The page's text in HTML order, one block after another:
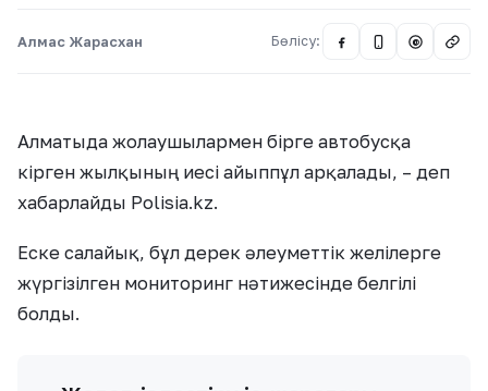
Алмас Жарасхан Бөлісу: @
Алматыда жолаушылармен бірге автобусқа
кірген жылқының иесі айыппұл арқалады, – деп
хабарлайды Polisia.kz.
Еске салайық, бұл дерек әлеуметтік желілерге
жүргізілген мониторинг нәтижесінде белгілі
болды.